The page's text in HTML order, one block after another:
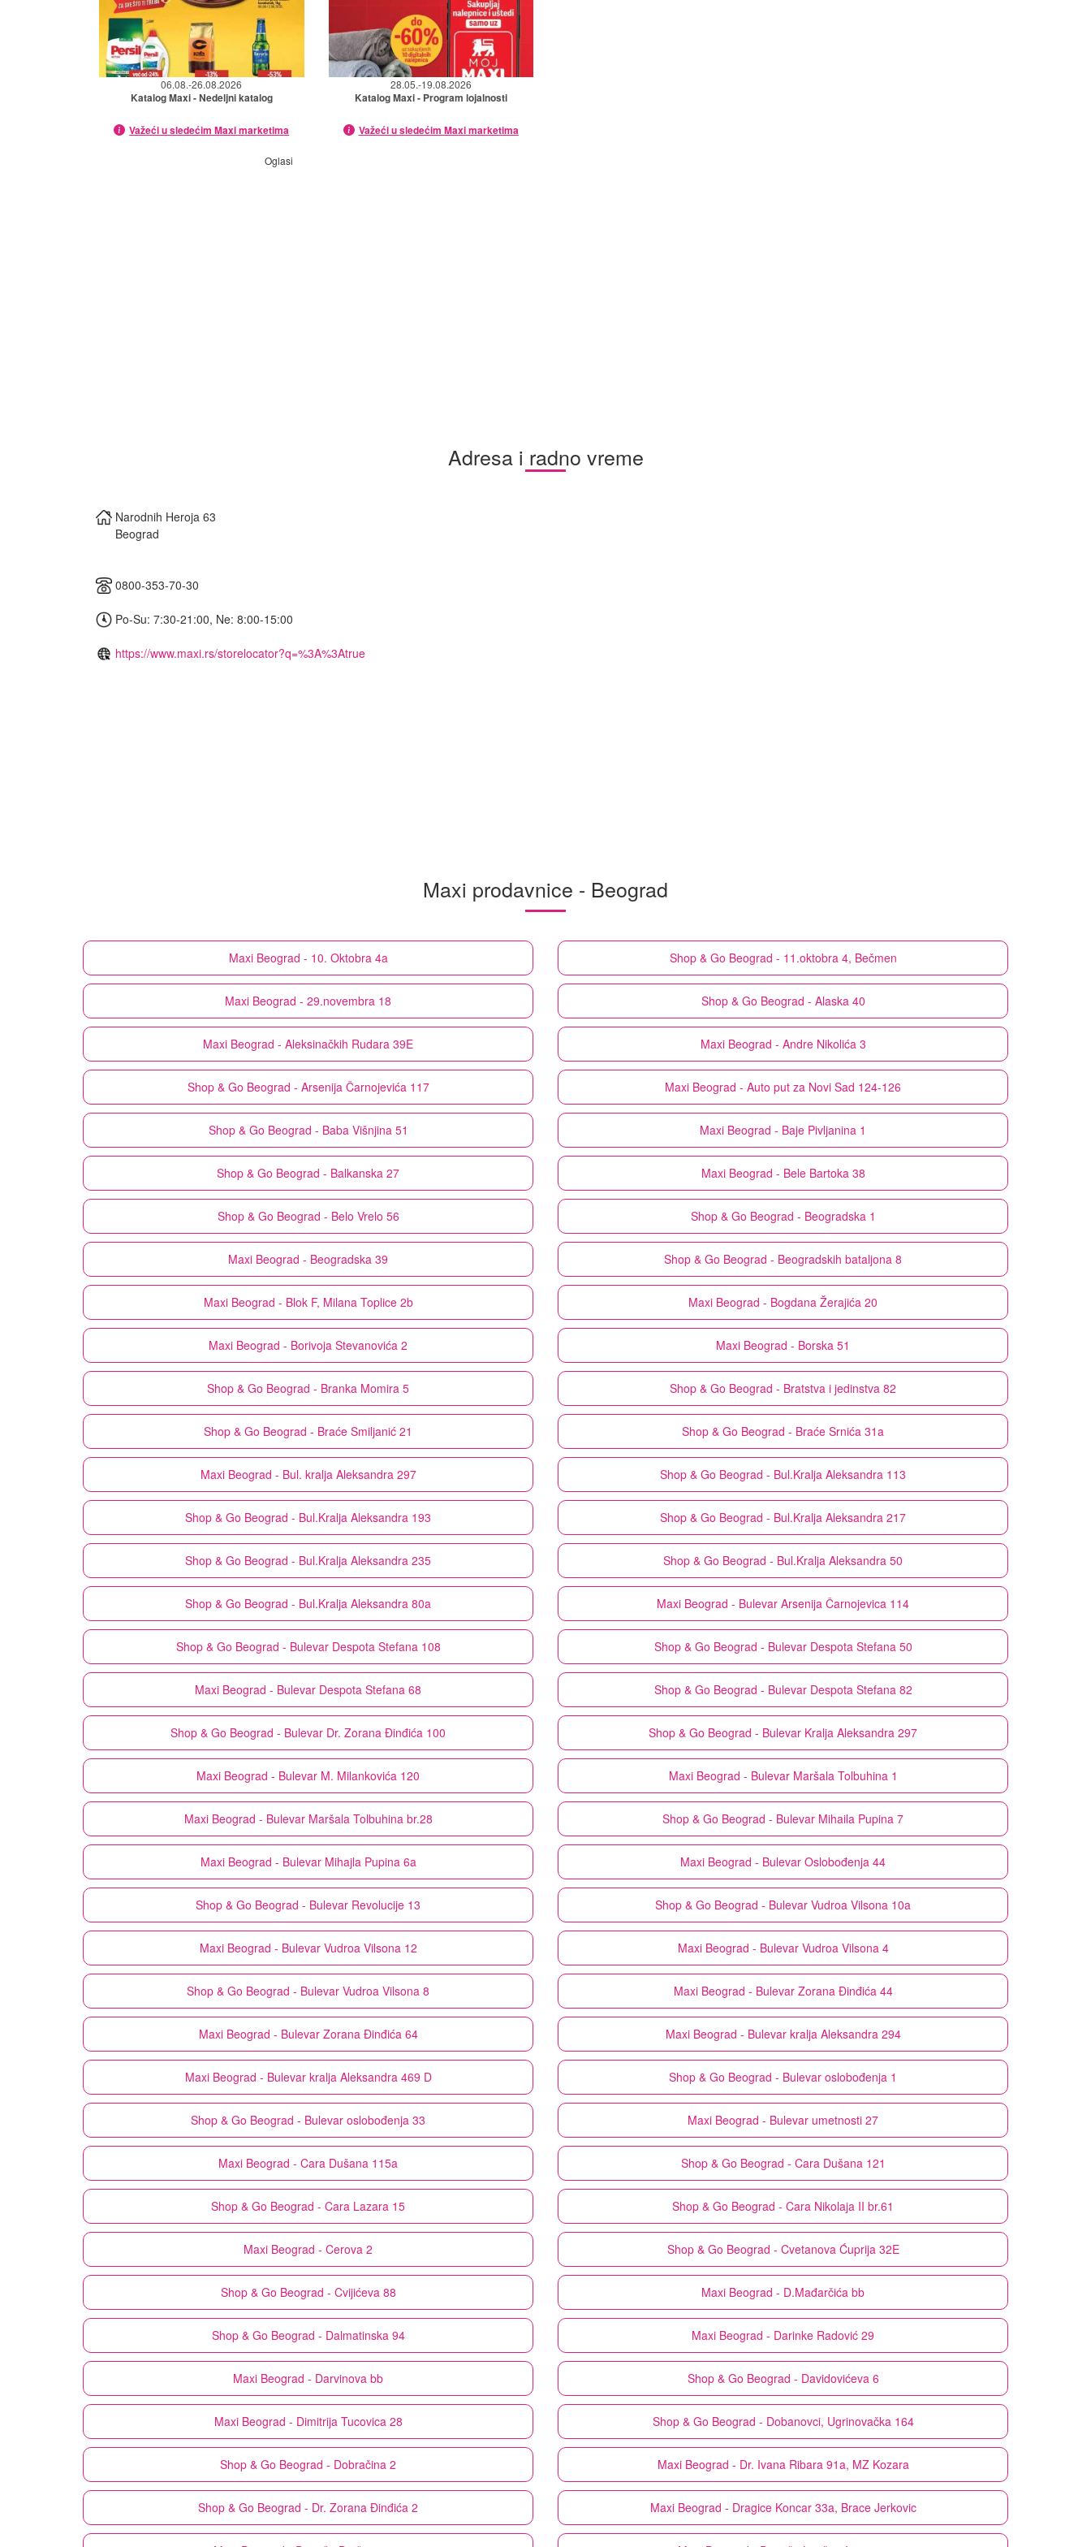
06.08.-26.08.2026
Katalog Maxi - Nedeljni katalog
Važeći u sledećim Maxi marketima
28.05.-19.08.2026
Katalog Maxi - Program lojalnosti
Važeći u sledećim Maxi marketima
Oglasi
Adresa i radno vreme
Narodnih Heroja 63
Beograd
0800-353-70-30
Po-Su: 7:30-21:00, Ne: 8:00-15:00
https://www.maxi.rs/storelocator?q=%3A%3Atrue
Maxi prodavnice - Beograd
Maxi Beograd - 10. Oktobra 4a Shop & Go Beograd - 11.oktobra 4, Bečmen
Maxi Beograd - 29.novembra 18 Shop & Go Beograd - Alaska 40
Maxi Beograd - Aleksinačkih Rudara 39E Maxi Beograd - Andre Nikolića 3
Shop & Go Beograd - Arsenija Čarnojevića 117 Maxi Beograd - Auto put za Novi Sad 124-126
Shop & Go Beograd - Baba Višnjina 51 Maxi Beograd - Baje Pivljanina 1
Shop & Go Beograd - Balkanska 27 Maxi Beograd - Bele Bartoka 38
Shop & Go Beograd - Belo Vrelo 56 Shop & Go Beograd - Beogradska 1
Maxi Beograd - Beogradska 39 Shop & Go Beograd - Beogradskih bataljona 8
Maxi Beograd - Blok F, Milana Toplice 2b Maxi Beograd - Bogdana Žerajića 20
Maxi Beograd - Borivoja Stevanovića 2 Maxi Beograd - Borska 51
Shop & Go Beograd - Branka Momira 5 Shop & Go Beograd - Bratstva i jedinstva 82
Shop & Go Beograd - Braće Smiljanić 21 Shop & Go Beograd - Braće Srnića 31a
Maxi Beograd - Bul. kralja Aleksandra 297 Shop & Go Beograd - Bul.Kralja Aleksandra 113
Shop & Go Beograd - Bul.Kralja Aleksandra 193 Shop & Go Beograd - Bul.Kralja Aleksandra 217
Shop & Go Beograd - Bul.Kralja Aleksandra 235 Shop & Go Beograd - Bul.Kralja Aleksandra 50
Shop & Go Beograd - Bul.Kralja Aleksandra 80a Maxi Beograd - Bulevar Arsenija Čarnojevica 114
Shop & Go Beograd - Bulevar Despota Stefana 108 Shop & Go Beograd - Bulevar Despota Stefana 50
Maxi Beograd - Bulevar Despota Stefana 68 Shop & Go Beograd - Bulevar Despota Stefana 82
Shop & Go Beograd - Bulevar Dr. Zorana Đinđića 100 Shop & Go Beograd - Bulevar Kralja Aleksandra 297
Maxi Beograd - Bulevar M. Milankovića 120 Maxi Beograd - Bulevar Maršala Tolbuhina 1
Maxi Beograd - Bulevar Maršala Tolbuhina br.28 Shop & Go Beograd - Bulevar Mihaila Pupina 7
Maxi Beograd - Bulevar Mihajla Pupina 6a Maxi Beograd - Bulevar Oslobođenja 44
Shop & Go Beograd - Bulevar Revolucije 13 Shop & Go Beograd - Bulevar Vudroa Vilsona 10a
Maxi Beograd - Bulevar Vudroa Vilsona 12 Maxi Beograd - Bulevar Vudroa Vilsona 4
Shop & Go Beograd - Bulevar Vudroa Vilsona 8 Maxi Beograd - Bulevar Zorana Đinđića 44
Maxi Beograd - Bulevar Zorana Đinđića 64 Maxi Beograd - Bulevar kralja Aleksandra 294
Maxi Beograd - Bulevar kralja Aleksandra 469 D Shop & Go Beograd - Bulevar oslobođenja 1
Shop & Go Beograd - Bulevar oslobođenja 33 Maxi Beograd - Bulevar umetnosti 27
Maxi Beograd - Cara Dušana 115a Shop & Go Beograd - Cara Dušana 121
Shop & Go Beograd - Cara Lazara 15 Shop & Go Beograd - Cara Nikolaja II br.61
Maxi Beograd - Cerova 2 Shop & Go Beograd - Cvetanova Ćuprija 32E
Shop & Go Beograd - Cvijićeva 88 Maxi Beograd - D.Mađarčića bb
Shop & Go Beograd - Dalmatinska 94 Maxi Beograd - Darinke Radović 29
Maxi Beograd - Darvinova bb Shop & Go Beograd - Davidovićeva 6
Maxi Beograd - Dimitrija Tucovica 28 Shop & Go Beograd - Dobanovci, Ugrinovačka 164
Shop & Go Beograd - Dobračina 2 Maxi Beograd - Dr. Ivana Ribara 91a, MZ Kozara
Shop & Go Beograd - Dr. Zorana Đinđića 2 Maxi Beograd - Dragice Koncar 33a, Brace Jerkovic